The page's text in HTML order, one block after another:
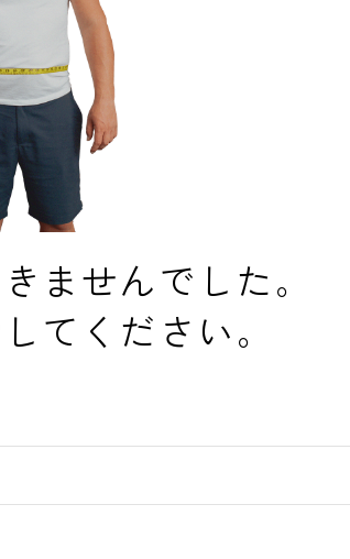
ませんでした。
てください。